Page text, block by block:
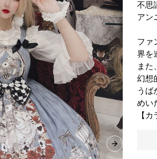
Next slide
不思
アン
ファ
界を
また
幻想
うば
めい
【